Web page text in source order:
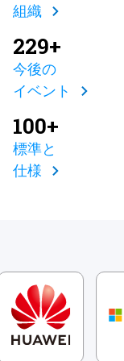
組織
229+
今後の
イベント
100+
標準と
仕様